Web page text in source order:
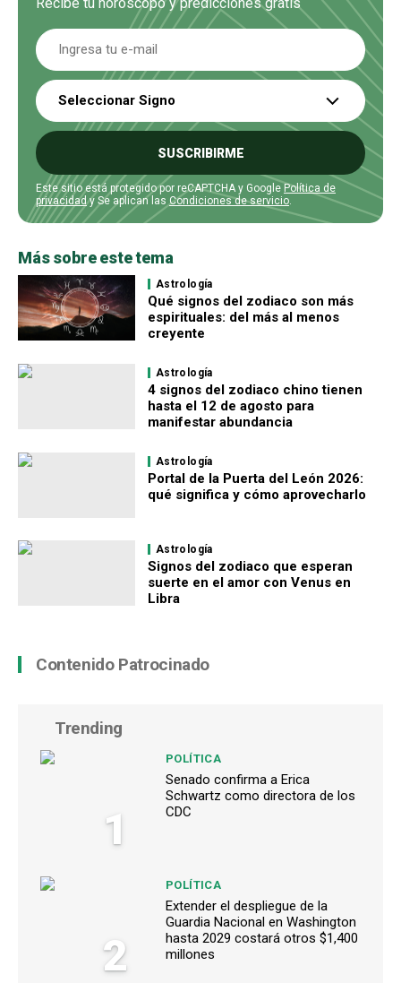
Recibe tu horóscopo y predicciones gratis
Seleccionar Signo
SUSCRIBIRME
Este sitio está protegido por reCAPTCHA y Google Política de
privacidady Se aplican las Condiciones de servicio.
Más sobre este tema
Astrología
Qué signos del zodiaco son más
espirituales: del más al menos
creyente
Astrología
4 signos del zodiaco chino tienen
hasta el 12 de agosto para
manifestar abundancia
Astrología
Portal de la Puerta del León 2026:
qué significa y cómo aprovecharlo
Astrología
Signos del zodiaco que esperan
suerte en el amor con Venus en
Libra
Contenido Patrocinado
Trending
1
POLÍTICA
Senado confirma a Erica
Schwartz como directora de los
CDC
2
POLÍTICA
Extender el despliegue de la
Guardia Nacional en Washington
hasta 2029 costará otros $1,400
millones